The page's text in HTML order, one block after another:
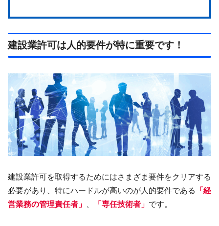
建設業許可は人的要件が特に重要です！
建設業許可を取得するためにはさまざま要件をクリアする
必要があり、特にハードルが高いのが人的要件である
「経
営業務の管理責任者」
「専任技術者」 です。